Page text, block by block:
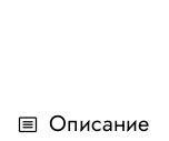
Описание